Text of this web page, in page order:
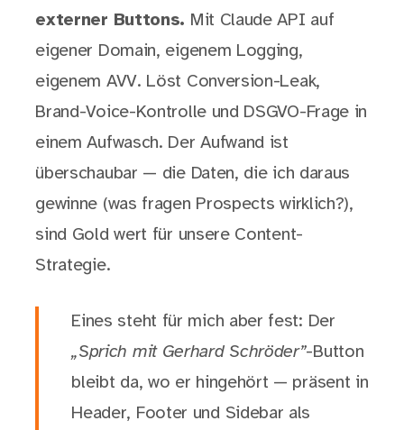
externer Buttons. Mit Claude API auf
eigener Domain, eigenem Logging,
eigenem AVV. Löst Conversion-Leak,
Brand-Voice-Kontrolle und DSGVO-Frage in
einem Aufwasch. Der Aufwand ist
überschaubar — die Daten, die ich daraus
gewinne (was fragen Prospects wirklich?),
sind Gold wert für unsere Content-
Strategie.
Eines steht für mich aber fest: Der
„Sprich mit Gerhard Schröder”-Button
bleibt da, wo er hingehört — präsent in
Header, Footer und Sidebar als